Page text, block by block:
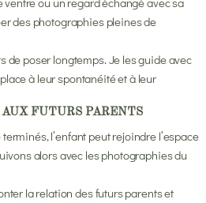
des photographies pleines de
de poser longtemps. Je les guide avec
à leur spontanéité et à leur
FUTURS PARENTS
l’enfant peut rejoindre l’espace
alors avec les photographies du
la relation des futurs parents et